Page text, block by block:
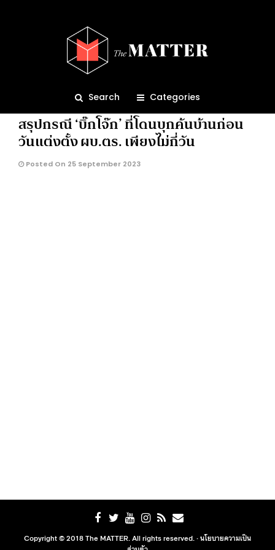
Search Categories
ค้นบ้านบิ๊กโจ๊ก
RECAP
สรุปกรณี ‘บิ๊กโจ๊ก’ ที่โดนบุกค้นบ้านก่อน
วันแต่งตั้ง ผบ.ตร. เพียงไม่กี่วัน
Posted On 25 September 2023
Copyright © 2018 The MATTER. All rights reserved. ·นโยบายความเป็น